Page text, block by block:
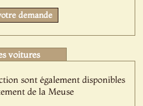
demande
voitures
sont également disponibles
de la Meuse